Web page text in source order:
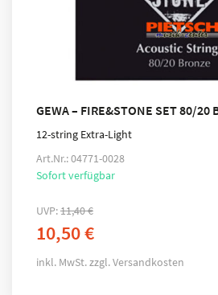
GEWA – FIRE&STONE SET 80/20
12-string Extra-Light
Art.Nr.: 04771-0028
Sofort verfügbar
UVP:11,40€
10,50€
inkl. MwSt. zzgl.Versandkosten